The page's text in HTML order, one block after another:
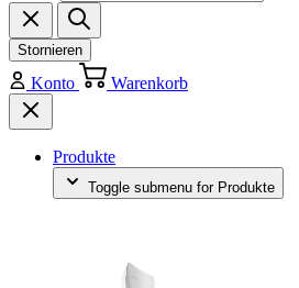
Stornieren
Konto Warenkorb
Produkte
Toggle submenu for Produkte